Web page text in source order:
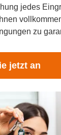
jedes
zu
jetzt an